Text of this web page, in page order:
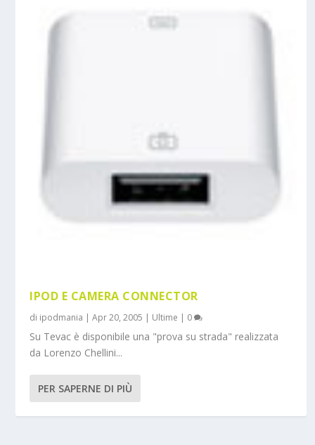
IPOD E CAMERA CONNECTOR
di ipodmania |Apr 20, 2005 | Ultime | 0
Su Tevac è disponibile una "prova su strada" realizzata
da Lorenzo Chellini...
PER SAPERNE DI PIÙ